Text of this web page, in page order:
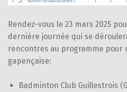
Rendez-vous le 23 mars 2025
dernière journée qui se
rencontres au programme pour
gapençaise:
Badminton Club Guillestrois